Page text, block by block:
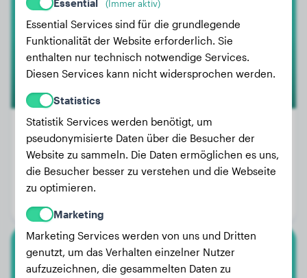
Gewicht:
Keine Daten
Alter:
Geschlecht:
American Bully
Essential (Immer aktiv)
Essential Services sind für die grundlegende
Funktionalität der Website erforderlich. Sie
enthalten nur technisch notwendige Services.
Diesen Services kann nicht widersprochen werden.
Statistics
Statistik Services werden benötigt, um
pseudonymisierte Daten über die Besucher der
Website zu sammeln. Die Daten ermöglichen es uns,
die Besucher besser zu verstehen und die Webseite
zu optimieren.
Marketing
Marketing Services werden von uns und Dritten
genutzt, um das Verhalten einzelner Nutzer
aufzuzeichnen, die gesammelten Daten zu